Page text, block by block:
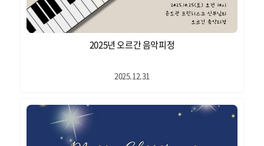
2025년 오르간 음악피정
2025.12.31